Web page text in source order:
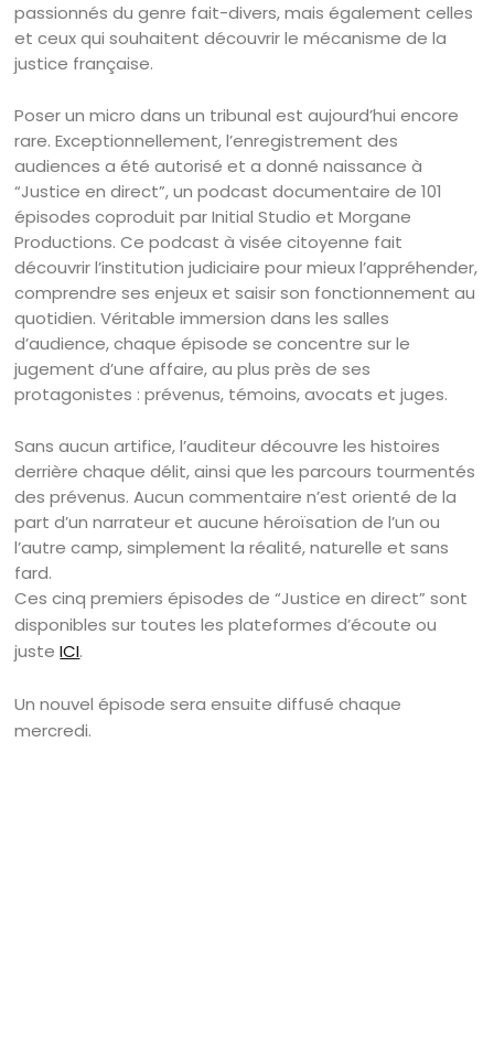
passionnés du genre fait-divers, mais également celles
et ceux qui souhaitent découvrir le mécanisme de la
justice française.
Poser un micro dans un tribunal est aujourd’hui encore
rare. Exceptionnellement, l’enregistrement des
audiences a été autorisé et a donné naissance à
“Justice en direct”, un podcast documentaire de 101
épisodes coproduit par Initial Studio et Morgane
Productions. Ce podcast à visée citoyenne fait
découvrir l’institution judiciaire pour mieux l’appréhender,
comprendre ses enjeux et saisir son fonctionnement au
quotidien. Véritable immersion dans les salles
d’audience, chaque épisode se concentre sur le
jugement d’une affaire, au plus près de ses
protagonistes : prévenus, témoins, avocats et juges.
Sans aucun artifice, l’auditeur découvre les histoires
derrière chaque délit, ainsi que les parcours tourmentés
des prévenus. Aucun commentaire n’est orienté de la
part d’un narrateur et aucune héroïsation de l’un ou
l’autre camp, simplement la réalité, naturelle et sans
fard.
Ces cinq premiers épisodes de “Justice en direct” sont
disponibles sur toutes les plateformes d’écoute ou
justeICI.
Un nouvel épisode sera ensuite diffusé chaque
mercredi.